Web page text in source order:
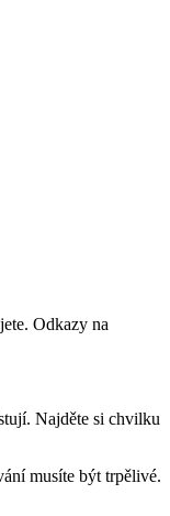
Odkazy na
Najděte si chvilku
musíte být trpělivé.